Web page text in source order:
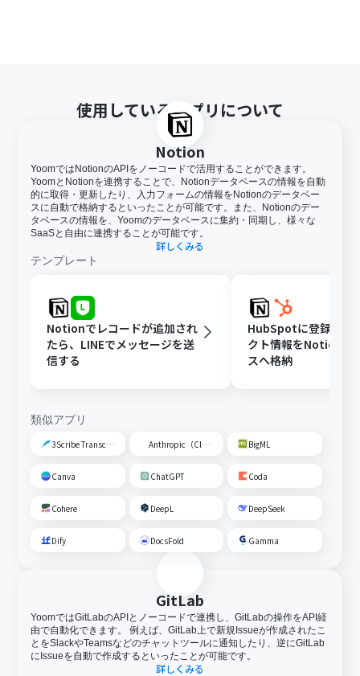
使用しているアプリについて
Notion
YoomではNotionのAPIをノーコードで活用することができます。
YoomとNotionを連携することで、Notionデータベースの情報を自動
的に取得・更新したり、入力フォームの情報をNotionのデータベー
スに自動で格納するといったことが可能です。また、Notionのデー
タベースの情報を、Yoomのデータベースに集約・同期し、様々な
SaaSと自由に連携することが可能です。
詳しくみる
テンプレート
Notionでレコードが追加され
たら、LINEでメッセージを送
信する
HubSpotに登録され
クト情報をNotionデ
スへ格納
類似アプリ
3Scribe Transcription Anthropic（Claude） BigML
Canva ChatGPT Coda
Cohere DeepL DeepSeek
Dify DocsFold Gamma
GitLab
YoomではGitLabのAPIとノーコードで連携し、GitLabの操作をAPI経
由で自動化できます。 例えば、GitLab上で新規Issueが作成されたこ
とをSlackやTeamsなどのチャットツールに通知したり、逆にGitLab
にIssueを自動で作成するといったことが可能です。
詳しくみる